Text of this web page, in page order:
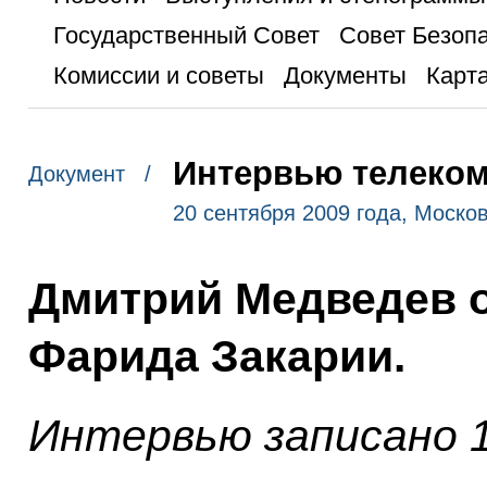
Государственный Совет
Совет
Комиссии и советы
Документы
Документ / Интервью
20 сентября 2009 года,
Дмитрий Медведев
Фарида Закарии.
Интервью записано